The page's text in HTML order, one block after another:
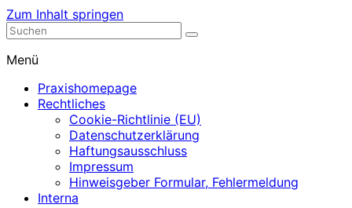
Zum Inhalt springen
Nephrologische Praxis mit Dialyse
Menü
Praxishomepage
Rechtliches
Cookie-Richtlinie (EU)
Datenschutzerklärung
Haftungsausschluss
Impressum
Hinweisgeber Formular, Fehlermeldung
Interna